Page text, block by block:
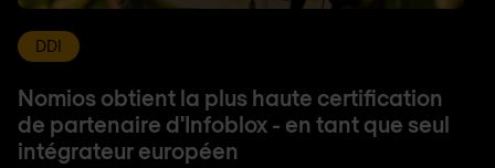
DDI
Nomios obtient la plus haute certification
de partenaire d'Infoblox - en tant que seul
intégrateur européen